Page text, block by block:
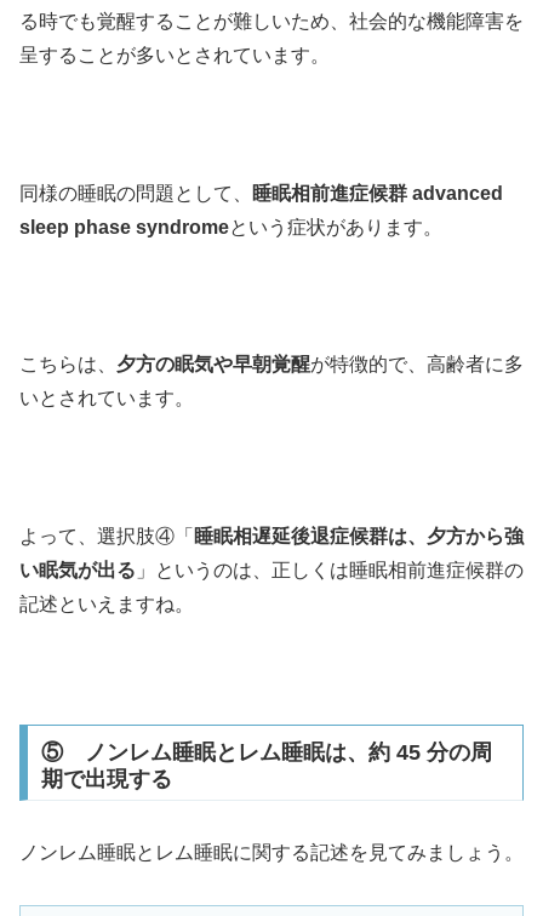
る時でも覚醒することが難しいため、社会的な機能障害を
呈することが多いとされています。
同様の睡眠の問題として、
睡眠相前進症候群 advanced
sleep phase syndromeという症状があります。
こちらは、 夕方の眠気や早朝覚醒が特徴的で、高齢者に多
いとされています。
よって、選択肢④「 睡眠相遅延後退症候群は、夕方から強
い眠気が出る 」というのは、正しくは睡眠相前進症候群の
記述といえますね。
⑤ ノンレム睡眠とレム睡眠は、約 45 分の周
期で出現する
ノンレム睡眠とレム睡眠に関する記述を見てみましょう。